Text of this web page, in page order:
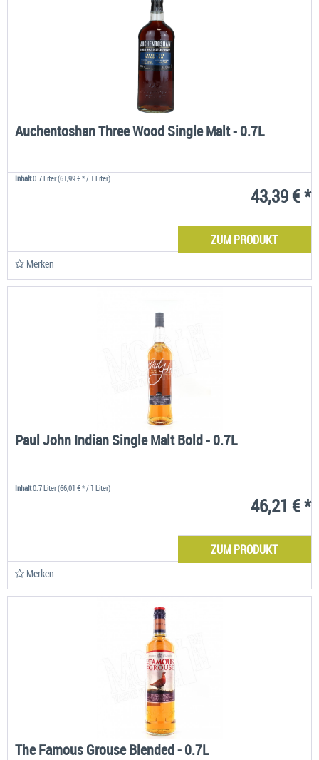
Auchentoshan Three Wood Single Malt - 0.7L
Inhalt0.7 Liter(61,99 € * / 1 Liter)
43,39 € *
ZUM PRODUKT
Merken
Paul John Indian Single Malt Bold - 0.7L
Inhalt0.7 Liter(66,01 € * / 1 Liter)
46,21 € *
ZUM PRODUKT
Merken
The Famous Grouse Blended - 0.7L